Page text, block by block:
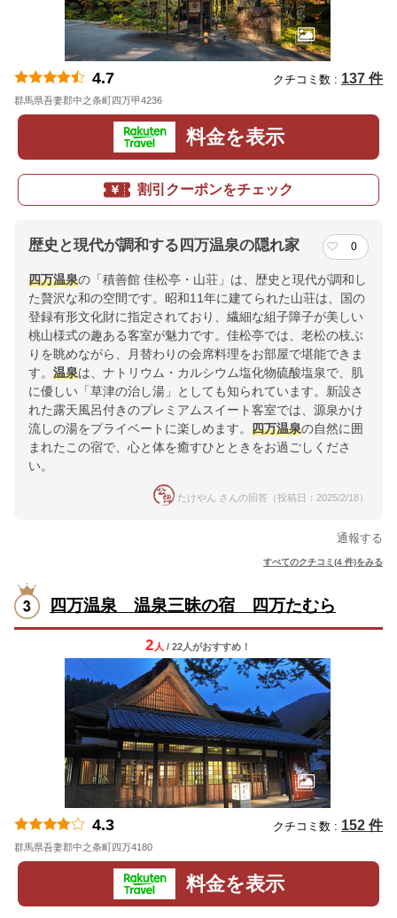
4.7 クチコミ数 : 137 件
群馬県吾妻郡中之条町四万甲4236
料金を表示
割引クーポンをチェック
歴史と現代が調和する四万温泉の隠れ家 0
四万温泉の「積善館 佳松亭・山荘」は、歴史と現代が調和し
た贅沢な和の空間です。昭和11年に建てられた山荘は、国の
登録有形文化財に指定されており、繊細な組子障子が美しい
桃山様式の趣ある客室が魅力です。佳松亭では、老松の枝ぶ
りを眺めながら、月替わりの会席料理をお部屋で堪能できま
す。 温泉は、ナトリウム・カルシウム塩化物硫酸塩泉で、肌
に優しい「草津の治し湯」としても知られています。新設さ
れた露天風呂付きのプレミアムスイート客室では、源泉かけ
流しの湯をプライベートに楽しめます。 四万温泉の自然に囲
まれたこの宿で、心と体を癒すひとときをお過ごしくださ
い。
たけやん さんの回答（投稿日：2025/2/18）
通報する
すべてのクチコミ(4 件)をみる
四万温泉 温泉三昧の宿 四万たむら
2 人 / 22人がおすすめ！
4.3 クチコミ数 : 152 件
群馬県吾妻郡中之条町四万4180
料金を表示